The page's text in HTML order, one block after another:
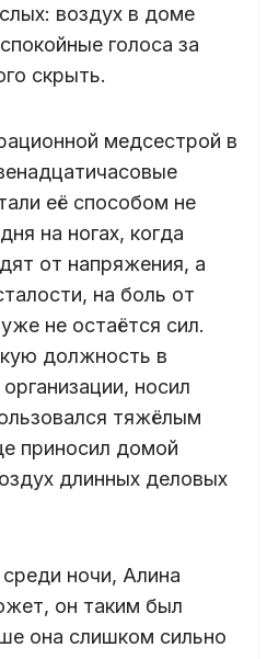
воздух в доме
голоса за
скрыть.
медсестрой в
её способом не
на ногах, когда
от напряжения, а
на боль от
не остаётся сил.
должность в
носил
тяжёлым
приносил домой
длинных деловых
ночи, Алина
он таким был
она слишком сильно